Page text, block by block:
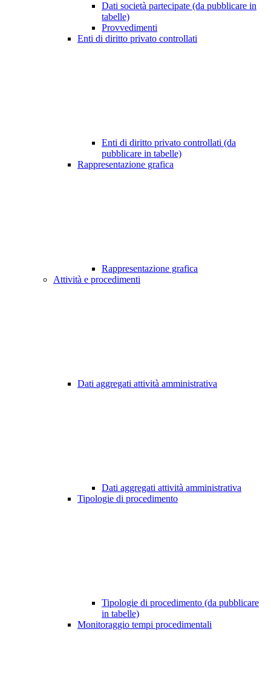
Dati società partecipate (da pubblicare in
tabelle)
Provvedimenti
Enti di diritto privato controllati
Enti di diritto privato controllati (da
pubblicare in tabelle)
Rappresentazione grafica
Rappresentazione grafica
Attività e procedimenti
Dati aggregati attività amministrativa
Dati aggregati attività amministrativa
Tipologie di procedimento
Tipologie di procedimento (da pubblicare
in tabelle)
Monitoraggio tempi procedimentali